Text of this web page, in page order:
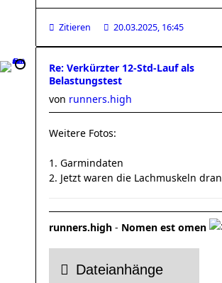
Zitieren 20.03.2025, 16:45
Re: Verkürzter 12-Std-Lauf als
Belastungstest
von runners.high
Weitere Fotos:
1. Garmindaten
2. Jetzt waren die Lachmuskeln dran
runners.high - Nomen est omen
Dateianhänge